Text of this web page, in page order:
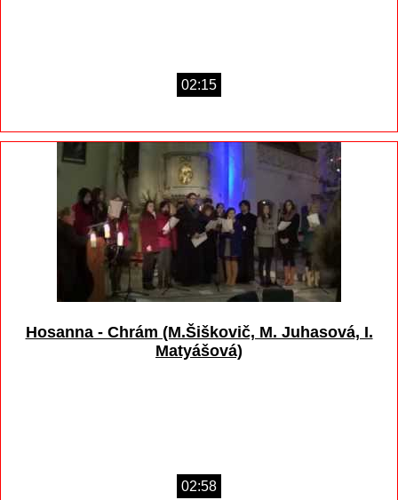
02:15
Hosanna - Chrám (M.Šiškovič, M. Juhasová, I.
Matyášová)
02:58